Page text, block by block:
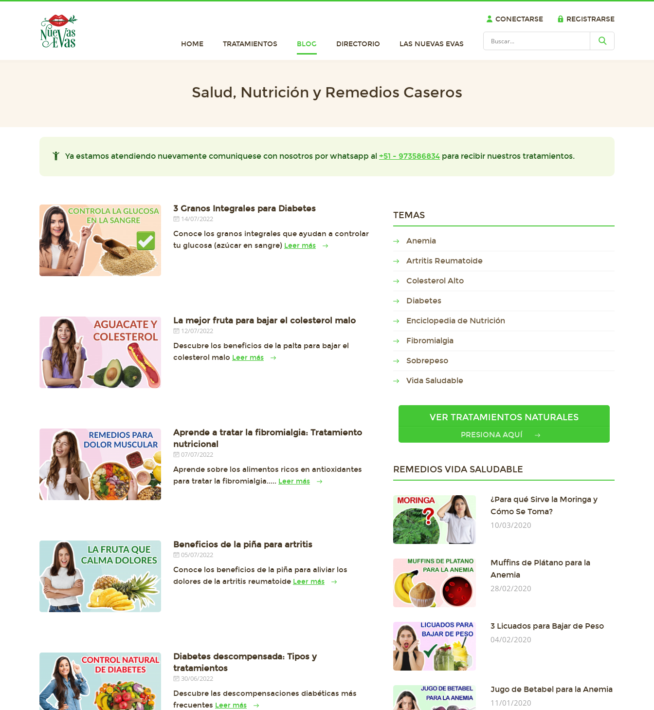
CONECTARSE REGISTRARSE
HOME TRATAMIENTOS BLOG DIRECTORIO LAS NUEVAS EVAS
Salud, Nutrición y Remedios Caseros
Ya estamos atendiendo nuevamente comuniquese con nosotros por whatsapp al +51 - 973586834 para recibir nuestros tratamientos.
3 Granos Integrales para Diabetes
14/07/2022
Conoce los granos integrales que ayudan a controlar
tu glucosa (azúcar en sangre) Leer más
La mejor fruta para bajar el colesterol malo
12/07/2022
Descubre los beneficios de la palta para bajar el
colesterol malo Leer más
Aprende a tratar la fibromialgia: Tratamiento
nutricional
07/07/2022
Aprende sobre los alimentos ricos en antioxidantes
para tratar la fibromialgia..... Leer más
Beneficios de la piña para artritis
05/07/2022
Conoce los beneficios de la piña para aliviar los
dolores de la artritis reumatoide Leer más
Diabetes descompensada: Tipos y
tratamientos
30/06/2022
Descubre las descompensaciones diabéticas más
frecuentes Leer más
TEMAS
Anemia
Artritis Reumatoide
Colesterol Alto
Diabetes
Enciclopedia de Nutrición
Fibromialgia
Sobrepeso
Vida Saludable
VER TRATAMIENTOS NATURALES
PRESIONA AQUÍ
REMEDIOS VIDA SALUDABLE
¿Para qué Sirve la Moringa y
Cómo Se Toma?
10/03/2020
Muffins de Plátano para la
Anemia
28/02/2020
3 Licuados para Bajar de Peso
04/02/2020
Jugo de Betabel para la Anemia
11/01/2020